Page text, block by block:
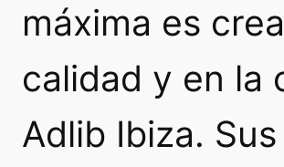
máxima es
calidad y en la
Adlib Ibiza.